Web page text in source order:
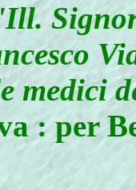
medici
: per